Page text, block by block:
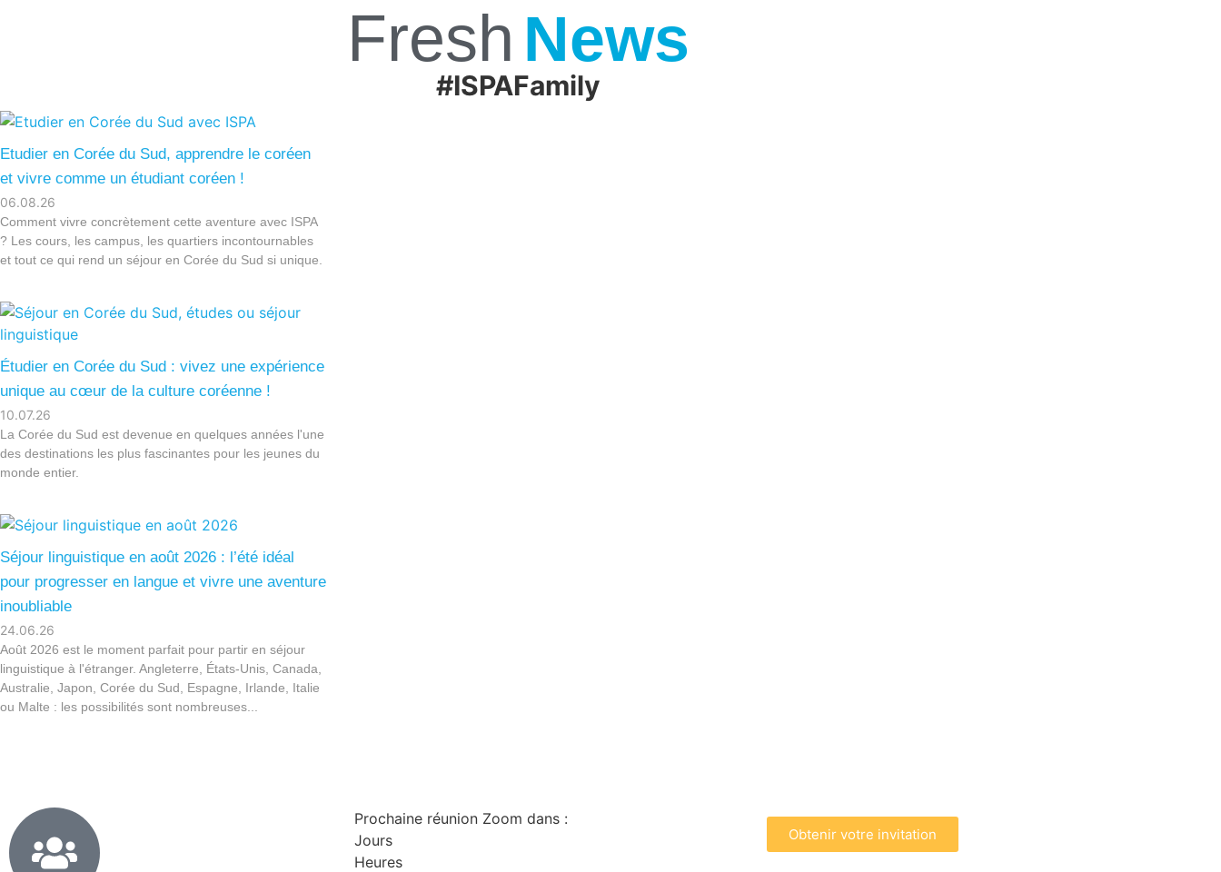
Fresh News
#ISPAFamily
Etudier en Corée du Sud, apprendre le coréen
et vivre comme un étudiant coréen !
06.08.26
Comment vivre concrètement cette aventure avec ISPA
? Les cours, les campus, les quartiers incontournables
et tout ce qui rend un séjour en Corée du Sud si unique.
Étudier en Corée du Sud : vivez une expérience
unique au cœur de la culture coréenne !
10.07.26
La Corée du Sud est devenue en quelques années l'une
des destinations les plus fascinantes pour les jeunes du
monde entier.
Séjour linguistique en août 2026 : l’été idéal
pour progresser en langue et vivre une aventure
inoubliable
24.06.26
Août 2026 est le moment parfait pour partir en séjour
linguistique à l'étranger. Angleterre, États-Unis, Canada,
Australie, Japon, Corée du Sud, Espagne, Irlande, Italie
ou Malte : les possibilités sont nombreuses...
Prochaine réunion Zoom dans :
Jours
Heures
Obtenir votre invitation